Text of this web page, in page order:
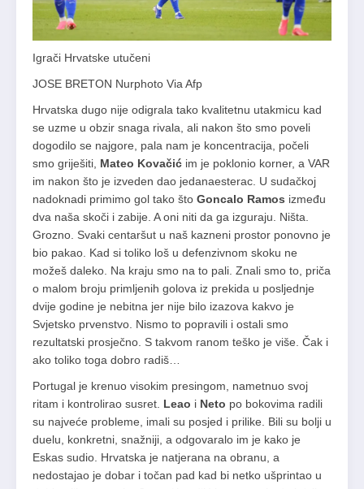
Igrači Hrvatske utučeni
JOSE BRETON Nurphoto Via Afp
Hrvatska dugo nije odigrala tako kvalitetnu utakmicu kad
se uzme u obzir snaga rivala, ali nakon što smo poveli
dogodilo se najgore, pala nam je koncentracija, počeli
smo griješiti, Mateo Kovačić im je poklonio korner, a VAR
im nakon što je izveden dao jedanaesterac. U sudačkoj
nadoknadi primimo gol tako što Goncalo Ramos između
dva naša skoči i zabije. A oni niti da ga izguraju. Ništa.
Grozno. Svaki centaršut u naš kazneni prostor ponovno je
bio pakao. Kad si toliko loš u defenzivnom skoku ne
možeš daleko. Na kraju smo na to pali. Znali smo to, priča
o malom broju primljenih golova iz prekida u posljednje
dvije godine je nebitna jer nije bilo izazova kakvo je
Svjetsko prvenstvo. Nismo to popravili i ostali smo
rezultatski prosječno. S takvom ranom teško je više. Čak i
ako toliko toga dobro radiš…
Portugal je krenuo visokim presingom, nametnuo svoj
ritam i kontrolirao susret. Leao i Neto po bokovima radili
su najveće probleme, imali su posjed i prilike. Bili su bolji u
duelu, konkretni, snažniji, a odgovaralo im je kako je
Eskas sudio. Hrvatska je natjerana na obranu, a
nedostajao je dobar i točan pad kad bi netko ušprintao u